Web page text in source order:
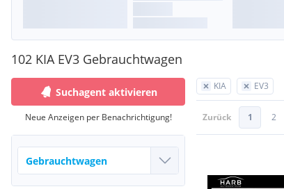
102 KIA EV3 Gebrauchtwagen
KIA EV3
Zurück 1 2
Suchagent aktivieren
Neue Anzeigen per Benachrichtigung!